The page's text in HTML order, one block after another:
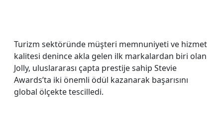
Turizm sektöründe müşteri memnuniyeti ve hizmet
kalitesi denince akla gelen ilk markalardan biri olan
Jolly, uluslararası çapta prestije sahip Stevie
Awards’ta iki önemli ödül kazanarak başarısını
global ölçekte tescilledi.